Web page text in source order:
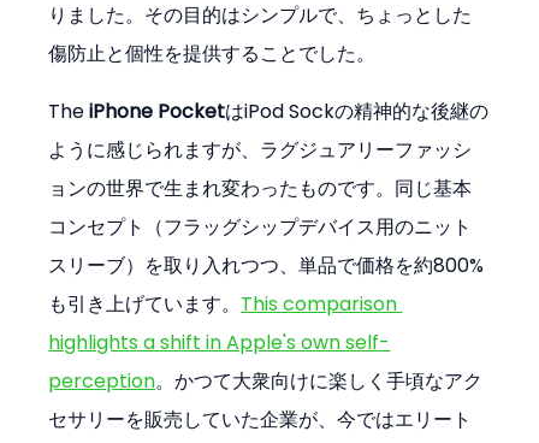
りました。その目的はシンプルで、ちょっとした
傷防止と個性を提供することでした。
The iPhone PocketはiPod Sockの精神的な後継の
ように感じられますが、ラグジュアリーファッシ
ョンの世界で生まれ変わったものです。同じ基本
コンセプト（フラッグシップデバイス用のニット
スリーブ）を取り入れつつ、単品で価格を約800%
も引き上げています。 This comparison
highlights a shift in Apple's own self-
perception。かつて大衆向けに楽しく手頃なアク
セサリーを販売していた企業が、今ではエリート